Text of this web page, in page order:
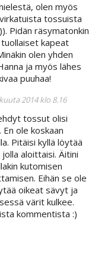
olen myös
tossuista
Pidän räsymatonkin
kapeat
olen yhden
ja myös lähes
puuhaa!
2014 klo 8.16
tossut olisi
ole koskaan
Pitäisi kyllä löytää
jolla aloittaisi. Äitini
kutomisen
Eihän se ole
oikeat sävyt ja
värit kulkee.
kommentista :)